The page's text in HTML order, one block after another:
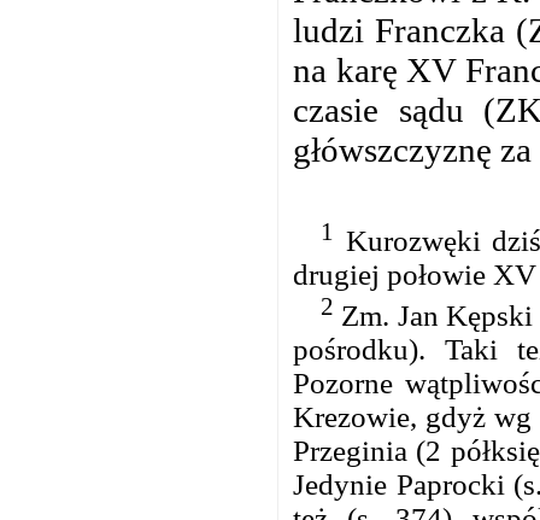
ludzi Franczka
na karę XV
czasie sądu
główszczyznę
1
Kurozwęki
drugiej połowie XV
2 Zm. Jan Kępski
pośrodku). Taki
Pozorne
Krezowie, gdyż
Przeginia (2
Jedynie Paprocki